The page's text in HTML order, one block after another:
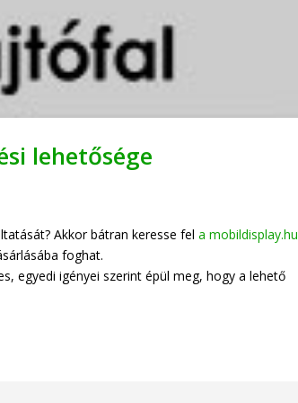
lehetősége
Akkor bátran keresse fela mobildisplay.hu
foghat.
egyedi igényei szerint épül meg, hogy a lehető